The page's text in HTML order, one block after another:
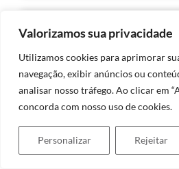
Valorizamos sua privacidade
Utilizamos cookies para aprimorar
navegação, exibir anúncios ou
analisar nosso tráfego. Ao clicar em
concorda com nosso uso de cookies.
Personalizar Rejeitar